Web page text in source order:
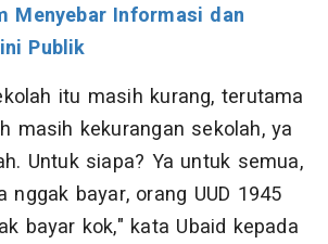
Menyebar Informasi dan
Publik
itu masih kurang, terutama
masih kekurangan sekolah, ya
Untuk siapa? Ya untuk semua,
nggak bayar, orang UUD 1945
bayar kok," kata Ubaid kepada